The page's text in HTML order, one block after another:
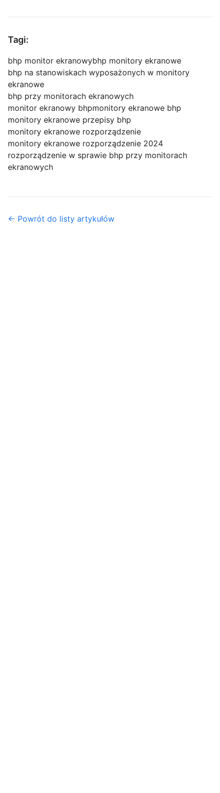
Tagi:
bhp monitor ekranowybhp monitory ekranowe
bhp na stanowiskach wyposażonych w monitory
ekranowe
bhp przy monitorach ekranowych
monitor ekranowy bhpmonitory ekranowe bhp
monitory ekranowe przepisy bhp
monitory ekranowe rozporządzenie
monitory ekranowe rozporządzenie 2024
rozporządzenie w sprawie bhp przy monitorach
ekranowych
← Powrót do listy artykułów